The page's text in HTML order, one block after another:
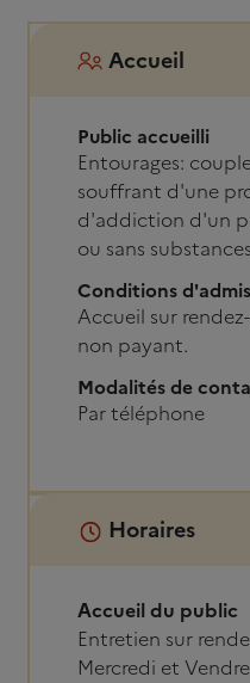
Accueil
Public accueilli
Entourages:
souffrant d'une
d'addiction d'un
ou sans
Conditions
Accueil sur
non payant.
Modalités de
Par téléphone
Horaires
Accueil du public
Entretien sur
Mercredi et